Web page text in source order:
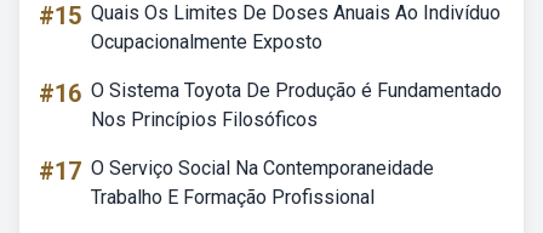
#15 Quais Os Limites De Doses Anuais Ao Indivíduo
Ocupacionalmente Exposto
#16 O Sistema Toyota De Produção é Fundamentado
Nos Princípios Filosóficos
#17 O Serviço Social Na Contemporaneidade
Trabalho E Formação Profissional